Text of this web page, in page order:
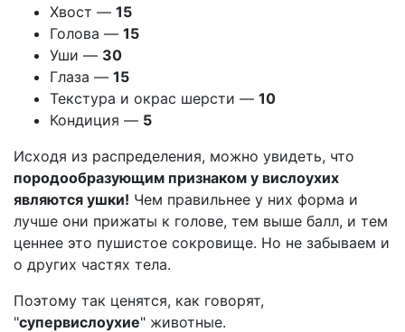
Хвост — 15
Голова — 15
Уши — 30
Глаза — 15
Текстура и окрас шерсти — 10
Кондиция — 5
Исходя из распределения, можно увидеть, что
породообразующим признаком у вислоухих
являются ушки! Чем правильнее у них форма и
лучше они прижаты к голове, тем выше балл, и тем
ценнее это пушистое сокровище. Но не забываем и
о других частях тела.
Поэтому так ценятся, как говорят,
"супервислоухие" животные.